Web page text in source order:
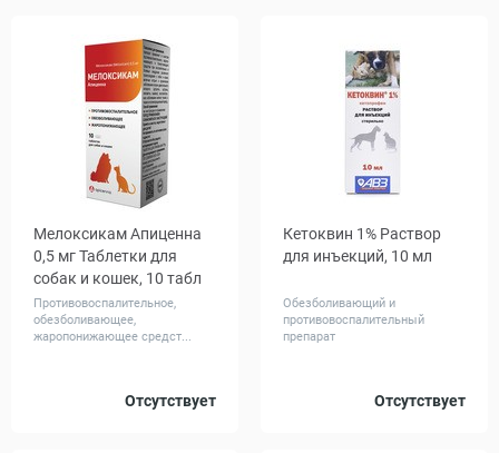
Мелоксикам Апиценна
0,5 мг Таблетки для
собак и кошек, 10 табл
Противовоспалительное,
обезболивающее,
жаропонижающее средст...
Отсутствует
Кетоквин 1% Раствор
для инъекций, 10 мл
Обезболивающий и
противовоспалительный
препарат
Отсутствует